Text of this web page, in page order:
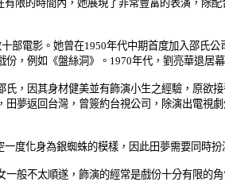
的時間內，她展現了非常豐富的表演，除
電影。她曾在1950年代中期首度加入邵氏
，例如《盤絲洞》。1970年代，劉亮華退居
，因其身材健美並有飾演小生之經驗，原欲
夢返回台灣，曾簽約台視公司，除演出電視
化身為銀蜘蛛的模樣，因此田夢需要同時扮
般不太順遂，飾演的經常是戲份十分有限的